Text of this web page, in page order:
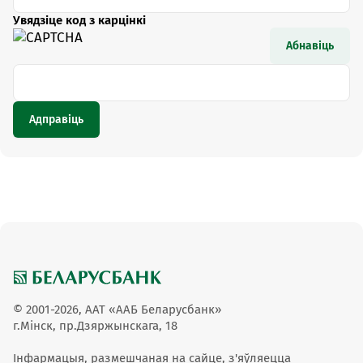
Увядзіце код з карцінкі
Абнавіць
© 2001-2026, ААТ «ААБ Беларусбанк»
г.Мінск, пр.Дзяржынскага, 18
Інфармацыя, размешчаная на сайце, з'яўляецца